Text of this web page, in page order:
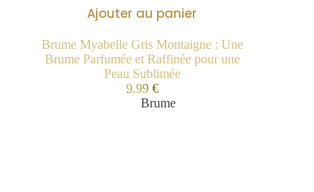
Ajouter au panier
Brume Myabelle Gris Montaigne : Une
Brume Parfumée et Raffinée pour une
Peau Sublimée
9.99 €
Brume